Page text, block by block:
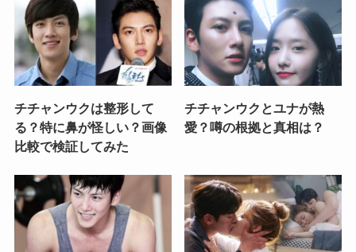
チチャンウクは整形して
る？特に鼻が怪しい？画像
比較で検証してみた
チチャンウクとユナが熱
愛？噂の根拠と真相は？